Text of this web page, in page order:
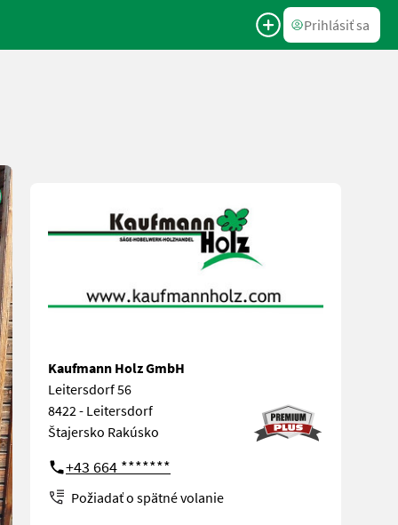
Prihlásiť sa
Kaufmann Holz GmbH
Leitersdorf 56
8422 - Leitersdorf
Štajersko Rakúsko
+43 664 *******
Požiadať o spätné volanie